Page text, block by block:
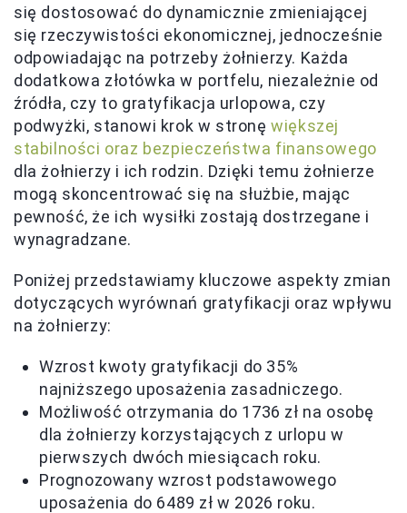
się dostosować do dynamicznie zmieniającej
się rzeczywistości ekonomicznej, jednocześnie
odpowiadając na potrzeby żołnierzy. Każda
dodatkowa złotówka w portfelu, niezależnie od
źródła, czy to gratyfikacja urlopowa, czy
podwyżki, stanowi krok w stronęwiększej
stabilności oraz bezpieczeństwa finansowego
dla żołnierzy i ich rodzin. Dzięki temu żołnierze
mogą skoncentrować się na służbie, mając
pewność, że ich wysiłki zostają dostrzegane i
wynagradzane.
Poniżej przedstawiamy kluczowe aspekty zmian
dotyczących wyrównań gratyfikacji oraz wpływu
na żołnierzy:
Wzrost kwoty gratyfikacji do 35%
najniższego uposażenia zasadniczego.
Możliwość otrzymania do 1736 zł na osobę
dla żołnierzy korzystających z urlopu w
pierwszych dwóch miesiącach roku.
Prognozowany wzrost podstawowego
uposażenia do 6489 zł w 2026 roku.